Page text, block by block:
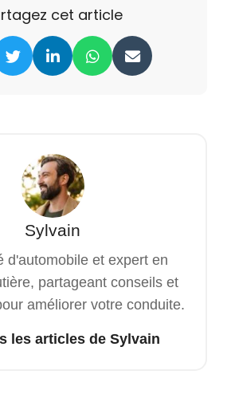
cet article
Sylvain
d'automobile et expert en
partageant conseils et
améliorer votre conduite.
les articles de Sylvain